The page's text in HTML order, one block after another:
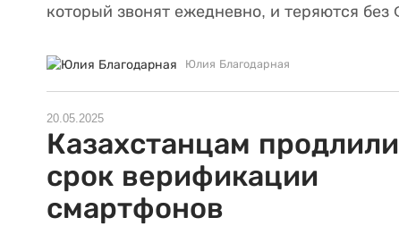
который звонят ежедневно, и теряются без
Юлия Благодарная
20.05.2025
Казахстанцам продлили
срок верификации
смартфонов